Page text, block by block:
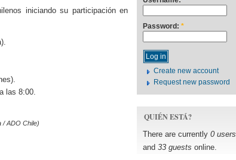
iniciando su participación en
las 8:00.
/ ADO Chile)
Password: *
Create new account
Request new password
QUIÉN ESTÁ?
There are currently 0 users
and 33 guests online.